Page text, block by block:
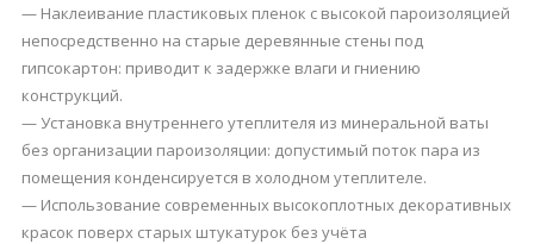
— Наклеивание пластиковых пленок с высокой пароизоляцией
непосредственно на старые деревянные стены под
гипсокартон: приводит к задержке влаги и гниению
конструкций.
— Установка внутреннего утеплителя из минеральной ваты
без организации пароизоляции: допустимый поток пара из
помещения конденсируется в холодном утеплителе.
— Использование современных высокоплотных декоративных
красок поверх старых штукатурок без учёта